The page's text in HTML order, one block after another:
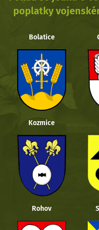
poplatky
Bolatice
Kozmice
Rohov